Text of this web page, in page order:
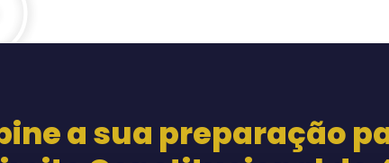
a sua preparação